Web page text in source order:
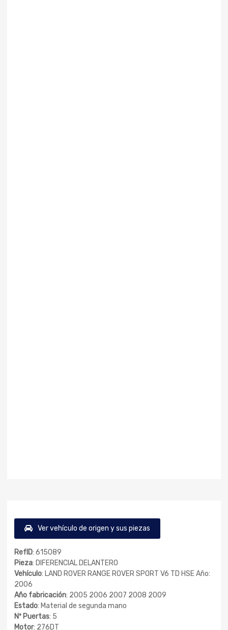
Ver vehículo de origen y sus piezas
RefID: 615089
Pieza: DIFERENCIAL DELANTERO
Vehículo: LAND ROVER RANGE ROVER SPORT V6 TD HSE Año:
2006
Año fabricación: 2005 2006 2007 2008 2009
Estado: Material de segunda mano
Nº Puertas: 5
Motor: 276DT